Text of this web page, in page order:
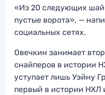
«Из 20 следующих
пустые ворота», —
социальных сетях.
Овечкин занимает
снайперов в истории
уступает лишь Уэйну
первый в истории НХЛ